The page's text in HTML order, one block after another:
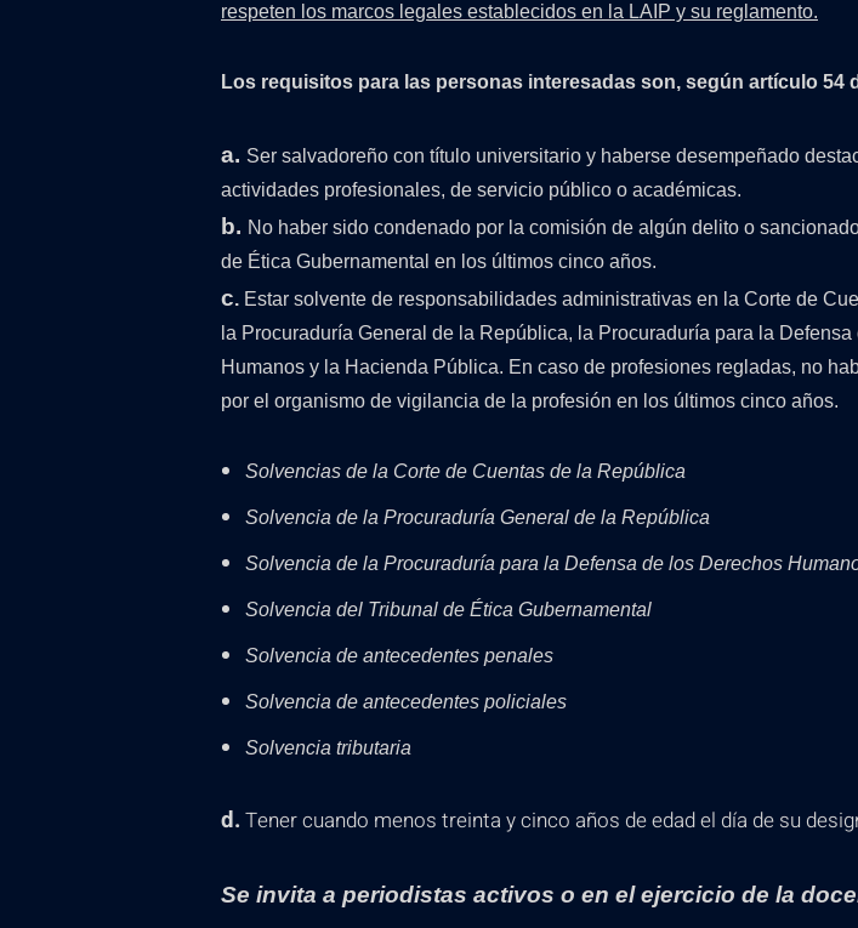
respeten los marcos legales establecidos en la LAIP y su reglamento.
Los requisitos para las personas interesadas son, según artículo 54
a. Ser salvadoreño con título universitario y haberse desempeñado
actividades profesionales, de servicio público o académicas.
b. No haber sido condenado por la comisión de algún delito o
de Ética Gubernamental en los últimos cinco años.
c. Estar solvente de responsabilidades administrativas en la Corte de
la Procuraduría General de la República, la Procuraduría para la
Humanos y la Hacienda Pública. En caso de profesiones regladas, no
por el organismo de vigilancia de la profesión en los últimos cinco años.
Solvencias de la Corte de Cuentas de la República
Solvencia de la Procuraduría General de la República
Solvencia de la Procuraduría para la Defensa de los Derechos
Solvencia del Tribunal de Ética Gubernamental
Solvencia de antecedentes penales
Solvencia de antecedentes policiales
Solvencia tributaria
d. Tener cuando menos treinta y cinco años de edad el día de su
Se invita a periodistas activos o en el ejercicio de la